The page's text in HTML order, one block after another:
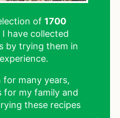
of 1700
I have collected
by trying them in
for many years,
for my family and
these recipes